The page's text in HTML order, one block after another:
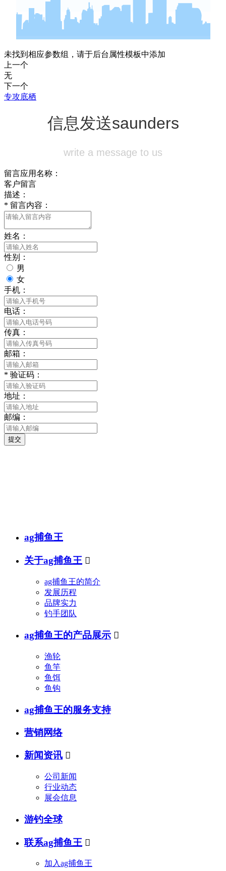
未找到相应参数组，请于后台属性模板中添加
上一个
无
下一个
专攻底栖
信息发送saunders
write a message to us
留言应用名称：
客户留言
描述：
* 留言内容：
姓名：
性别：
男
女
手机：
电话：
传真：
邮箱：
* 验证码：
地址：
邮编：
提交
ag捕鱼王
关于ag捕鱼王 
ag捕鱼王的简介
发展历程
品牌实力
钓手团队
ag捕鱼王的产品展示 
渔轮
鱼竿
鱼饵
鱼钩
ag捕鱼王的服务支持
营销网络
新闻资讯 
公司新闻
行业动态
展会信息
游钓全球
联系ag捕鱼王 
加入ag捕鱼王